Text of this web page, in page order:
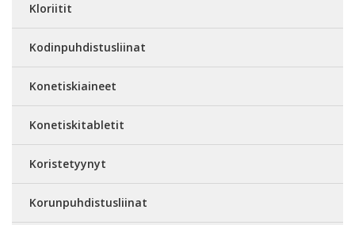
Kloriitit
Kodinpuhdistusliinat
Konetiskiaineet
Konetiskitabletit
Koristetyynyt
Korunpuhdistusliinat